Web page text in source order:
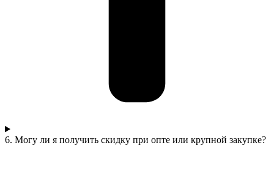
6. Могу ли я получить скидку при опте или крупной закупке?